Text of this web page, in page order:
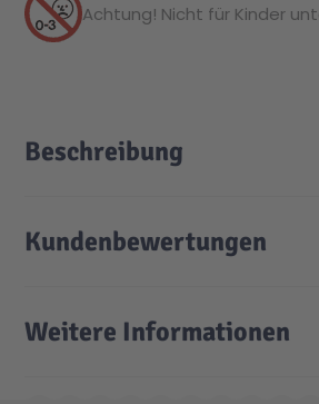
Achtung! Nicht für Kinder
Beschreibung
Kundenbewertungen
Weitere Informationen